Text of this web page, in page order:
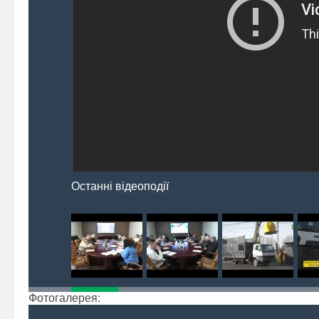
Останні відеоподії
Фотогалерея: